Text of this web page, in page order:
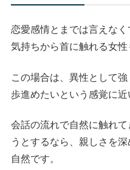
恋愛感情とまでは言えな
気持ちから首に触れる女性
この場合は、異性として
歩進めたいという感覚に近
会話の流れで自然に触れ
うとするなら、親しさを
自然です。